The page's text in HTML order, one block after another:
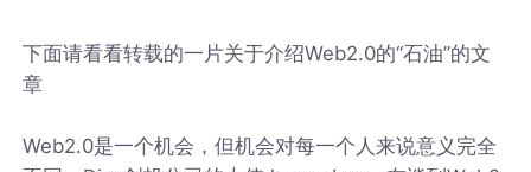
下面请看看转载的一片关于介绍Web2.0的“石油”的文
章
Web2.0是一个机会，但机会对每一个人来说意义完全